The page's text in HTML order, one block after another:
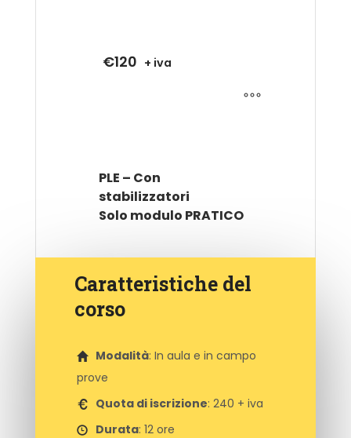
€120 + iva
PLE – Con
stabilizzatori
Solo modulo PRATICO
€120 + iva
Caratteristiche del
corso
Modalità: In aula e in campo
prove
Quota di iscrizione: 240 + iva
Durata: 12 ore